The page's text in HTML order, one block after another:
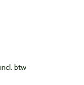
incl. btw